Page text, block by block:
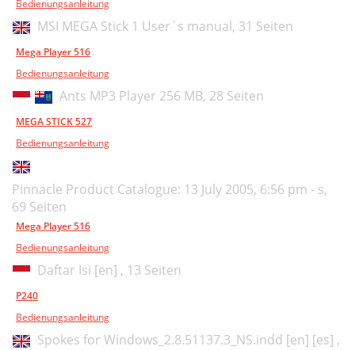
Bedienungsanleitung
MSI MEGA Stick 1 User`s manual, 31 Seiten
Mega Player 516
Bedienungsanleitung
Ants MP3 Player 256 MB, 28 Seiten
MEGA STICK 527
Bedienungsanleitung
Pinnacle Product Catalogue: 13 July 2005, 6:56 pm - s,
69 Seiten
Mega Player 516
Bedienungsanleitung
Daftar Isi [en] , 13 Seiten
P240
Bedienungsanleitung
Spokes for Windows_2.8.51137.3_NS.indd [en] [es] ,